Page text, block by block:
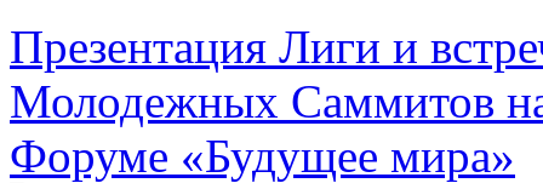
Презентация Лиги и
Молодежных Саммитов
Форуме «Будущее мира»